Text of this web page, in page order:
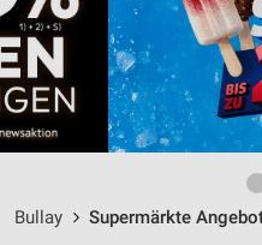
Bullay Supermärkte